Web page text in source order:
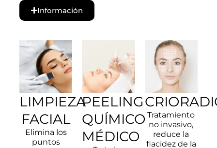
Información
LIMPIEZA
FACIAL
Elimina los
puntos
PEELING
QUÍMICO
MÉDICO
Tratamiento
no invasivo,
reduce la
flacidez de la